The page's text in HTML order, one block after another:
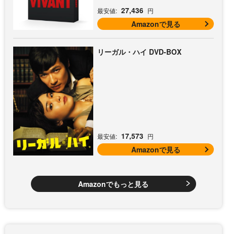
最安値: 27,436 円
Amazonで見る
リーガル・ハイ DVD-BOX
最安値: 17,573 円
Amazonで見る
Amazonでもっと見る